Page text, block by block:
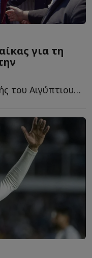
για τη
Η ολοκλήρωση της μεταγραφής του Αιγύπτιου σούπερ σταρ σ...